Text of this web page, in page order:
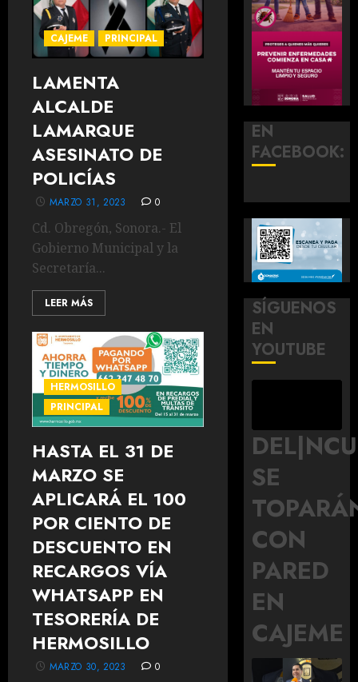
CAJEME PRINCIPAL
LAMENTA
ALCALDE
LAMARQUE
ASESINATO DE
POLICÍAS
MARZO 31, 2023 0
Cd. Obregón, Sonora.- El
Gobierno Municipal y la
Secretaría...
LEER MÁS
HERMOSILLO
PRINCIPAL
HASTA EL 31 DE
MARZO SE
APLICARÁ EL 100
POR CIENTO DE
DESCUENTO EN
RECARGOS VÍA
WHATSAPP EN
TESORERÍA DE
HERMOSILLO
MARZO 30, 2023 0
EN
FACEBOOK:
SÍGUENOS
EN
YOUTUBE
SE
CON
PARED
EN
CAJEME